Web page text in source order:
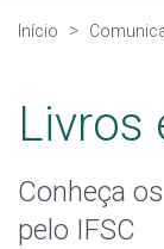
Perguntas
Assessoria de
Blog do IFSC
Início
Livros
Conheça
pelo IFSC